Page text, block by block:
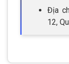
Địa
12,